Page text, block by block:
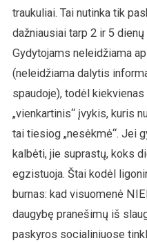
traukuliai. Tai nutinka tik
dažniausiai tarp 2 ir 5
Gydytojams neleidžiama
(neleidžiama dalytis
spaudoje), todėl
„vienkartinis“ įvykis, kuris
tai tiesiog „nesėkmė“. Jei
kalbėti, jie suprastų, koks
egzistuoja. Štai kodėl
burnas: kad visuomenė
daugybę pranešimų iš
paskyros socialiniuose